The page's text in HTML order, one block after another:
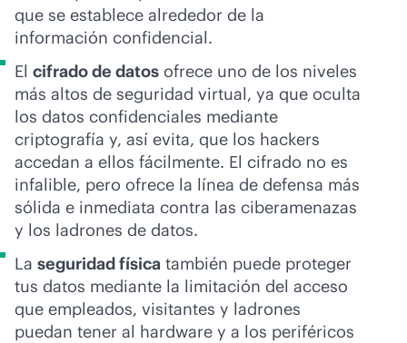
que se establece alrededor de la
información confidencial.
El cifrado de datos ofrece uno de los niveles
más altos de seguridad virtual, ya que oculta
los datos confidenciales mediante
criptografía y, así evita, que los hackers
accedan a ellos fácilmente. El cifrado no es
infalible, pero ofrece la línea de defensa más
sólida e inmediata contra las ciberamenazas
y los ladrones de datos.
La seguridad física también puede proteger
tus datos mediante la limitación del acceso
que empleados, visitantes y ladrones
puedan tener al hardware y a los periféricos